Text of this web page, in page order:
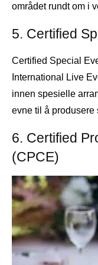
området rundt om i
5. Certified
Certified Special
International Live
innen spesielle
evne til å produsere
6. Certified
(CPCE)